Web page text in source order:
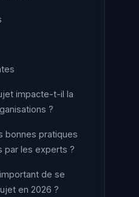
impacte-t-il la
?
bonnes pratiques
par les experts ?
de se
en 2026 ?